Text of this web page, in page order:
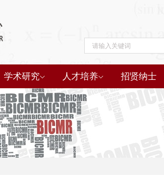
学术研究 人才培养 招贤纳士